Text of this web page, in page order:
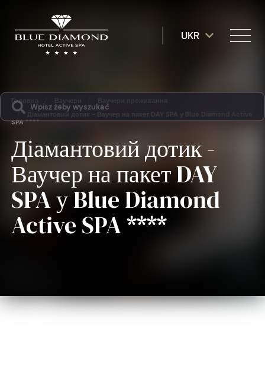
UKR
Головна
Ваучери проживання
Діамантовий дотик - Ваучер на пакет DAY SPA у Blue Diamond Active
SPA ****
Діамантовий дотик -
Ваучер на пакет DAY
SPA у Blue Diamond
Active SPA ****